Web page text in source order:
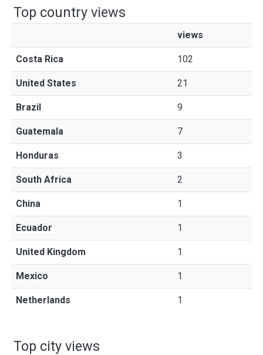
Top country views
views
Costa Rica 102
United States 21
Brazil 9
Guatemala 7
Honduras 3
South Africa 2
China 1
Ecuador 1
United Kingdom 1
Mexico 1
Netherlands 1
Top city views